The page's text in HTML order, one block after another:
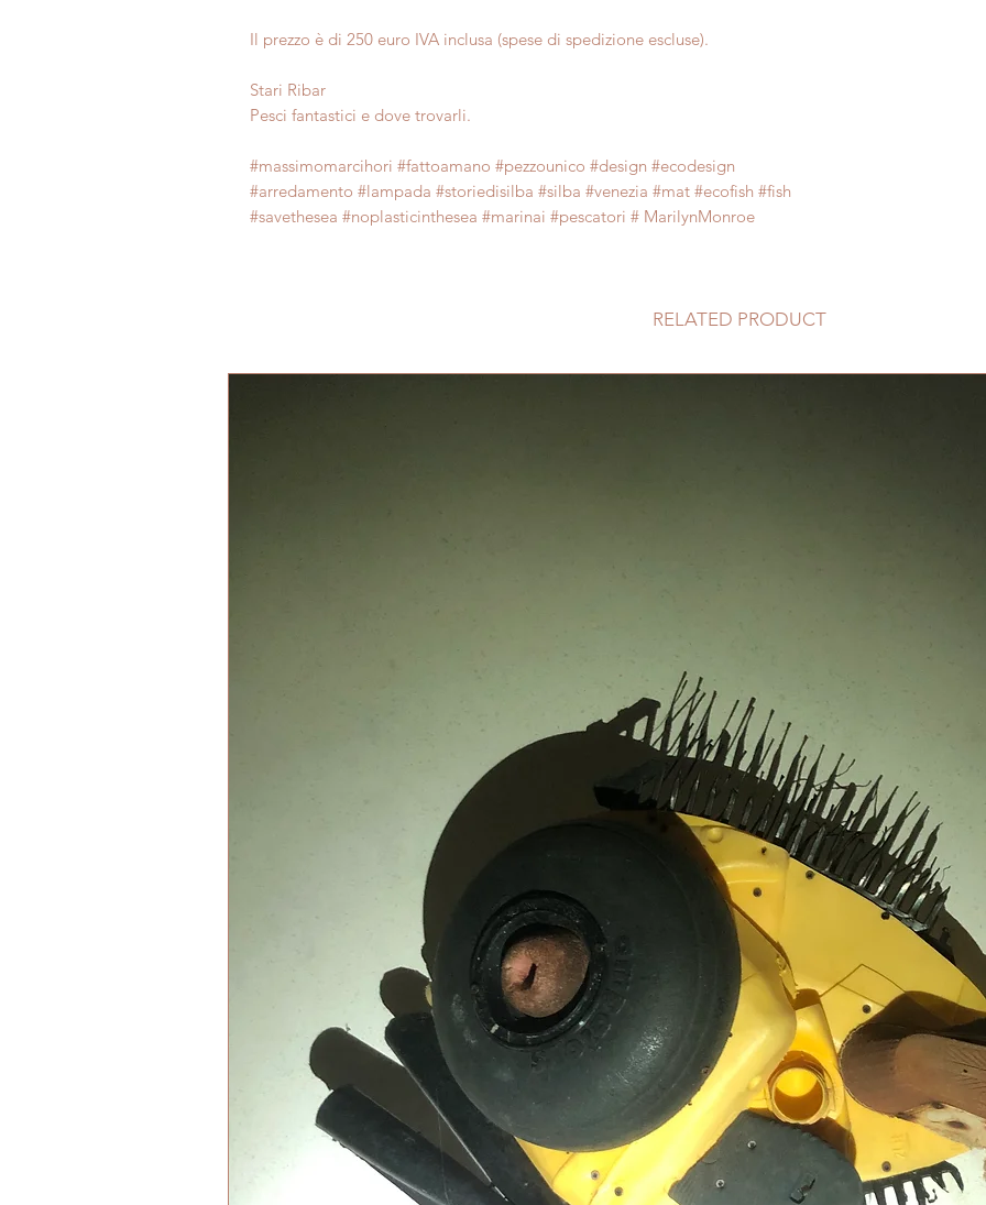
Il prezzo è di 250 euro IVA inclusa (spese di spedizione escluse).
Stari Ribar
Pesci fantastici e dove trovarli.
#massimomarcihori #fattoamano #pezzounico #design #ecodesign
#arredamento #lampada #storiedisilba #silba #venezia #mat #ecofish #fish
#savethesea #noplasticinthesea #marinai #pescatori # MarilynMonroe
RELATED PRODUCT